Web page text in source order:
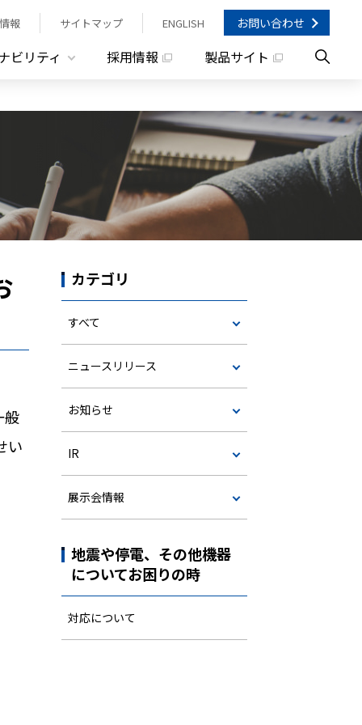
報 サイトマップ ENGLISH お問い合わせ
ビリティ 採用情報 製品サイト
般
い
カテゴリ
すべて
ニュースリリース
お知らせ
IR
展示会情報
地震や停電、その他機器
についてお困りの時
対応について